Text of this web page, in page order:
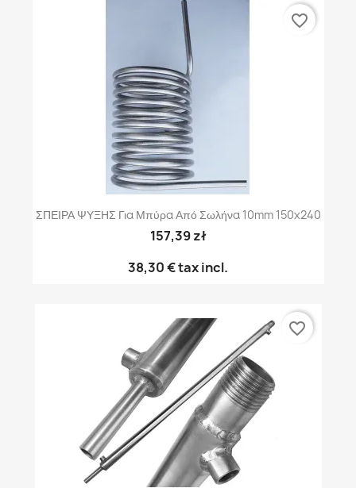
ΣΠΕΙΡΑ ΨΥΞΗΣ Για Μπύρα Από Σωλήνα 10mm 150x240
157,39 zł
38,30 €tax incl.
favorite_border
favorite_border